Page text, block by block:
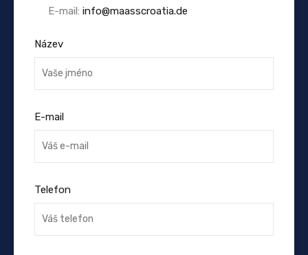
E-mail: info@maasscroatia.de
Název
E-mail
Telefon